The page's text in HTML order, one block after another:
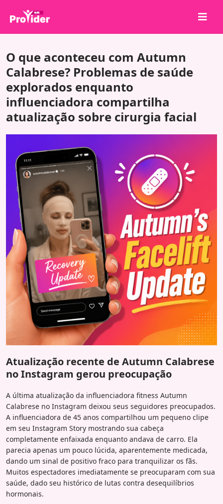
Sobre nós
Entrar
Cadastrar-se
Serviços
Termos
Blog
O que aconteceu com Autumn
Calabrese? Problemas de saúde
explorados enquanto
influenciadora compartilha
atualização sobre cirurgia facial
Atualização recente de Autumn Calabrese
no Instagram gerou preocupação
A última atualização da influenciadora fitness Autumn
Calabrese no Instagram deixou seus seguidores preocupados.
A influenciadora de 45 anos compartilhou um pequeno clipe
em seu Instagram Story mostrando sua cabeça
completamente enfaixada enquanto andava de carro. Ela
parecia apenas um pouco lúcida, aparentemente medicada,
dando um sinal de positivo fraco para tranquilizar os fãs.
Muitos espectadores imediatamente se preocuparam com sua
saúde, dado seu histórico de lutas contra desequilíbrios
hormonais.